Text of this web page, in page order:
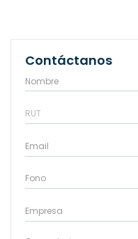
Contáctanos